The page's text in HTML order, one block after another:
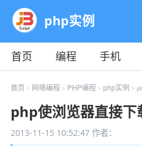
php实例
首页 编程 手机
教程
平面 服务器
首页 > 网络编程 > PHP编程 > php实例 >
php使浏览器直接
2013-11-15 10:52:47作者：